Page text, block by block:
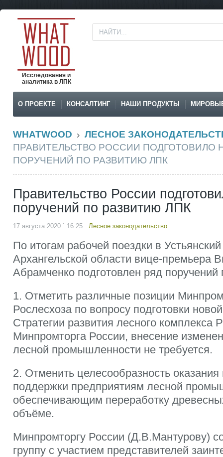
Исследования и
аналитика в ЛПК
О ПРОЕКТЕ КОНСАЛТИНГ НАШИ ПРОДУКТЫ
WHATWOOD
ЛЕСНОЕ
ПРАВИТЕЛЬСТВО РОССИИ ПОДГОТОВИЛО
ПОРУЧЕНИЙ ПО РАЗВИТИЮ ЛПК
Правительство России
поручений по развитию ЛПК
17 августа 2020 ` 16:25 Лесное законодательство
По итогам рабочей поездки в
Архангельской области вице-премьера
Абрамченко подготовлен ряд
1. Отметить различные позиции
Рослесхоза по вопросу подготовки
Стратегии развития лесного
Минпромторга России, внесение
лесной промышленности не требуется.
2. Отменить целесообразность оказания
поддержки предприятиям лесной
обеспечивающим переработку
объёме.
Минпромторгу России (Д.В.Мантурову)
группу с участием представителей